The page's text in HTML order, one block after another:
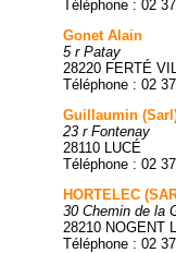
Téléphone : 02
Gonet Alain
5 r Patay
28220 FERTÉ
Téléphone : 02
Guillaumin
23 r Fontenay
28110 LUCÉ
Téléphone : 02
HORTELEC
30 Chemin de la
28210 NOGENT
Téléphone : 02